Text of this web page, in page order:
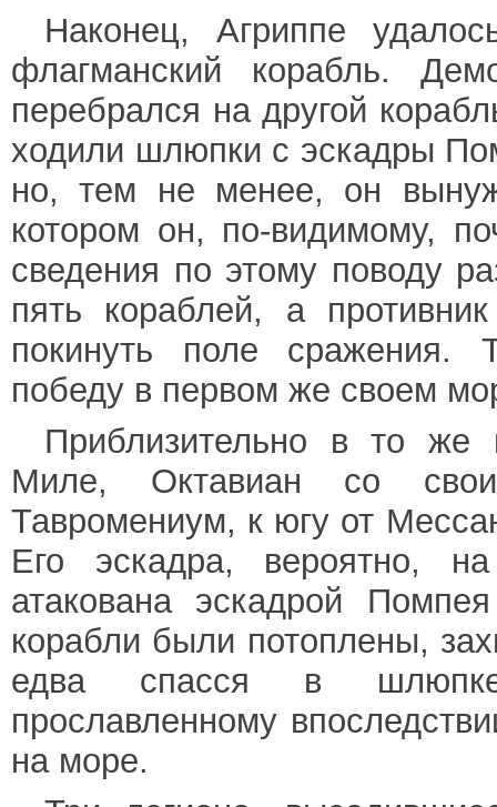
Наконец, Агриппе
флагманский корабль.
перебрался на другой
ходили шлюпки с эскадры
но, тем не менее, он
котором он, по-видимому,
сведения по этому поводу
пять кораблей, а
покинуть поле сражения.
победу в первом же своем
Приблизительно в то же
Миле, Октавиан со
Тавромениум, к югу от
Его эскадра, вероятно,
атакована эскадрой
корабли были потоплены,
едва спасся в
прославленному
на море.